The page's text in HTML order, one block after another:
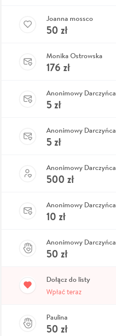
Joanna mossco
50 zł
Monika Ostrowska
176 zł
Anonimowy Darczyńca
5zł
Anonimowy Darczyńca
5zł
Anonimowy Darczyńca
500 zł
Anonimowy Darczyńca
10 zł
Anonimowy Darczyńca
50 zł
Dołącz do listy
Wpłać teraz
Paulina
50 zł